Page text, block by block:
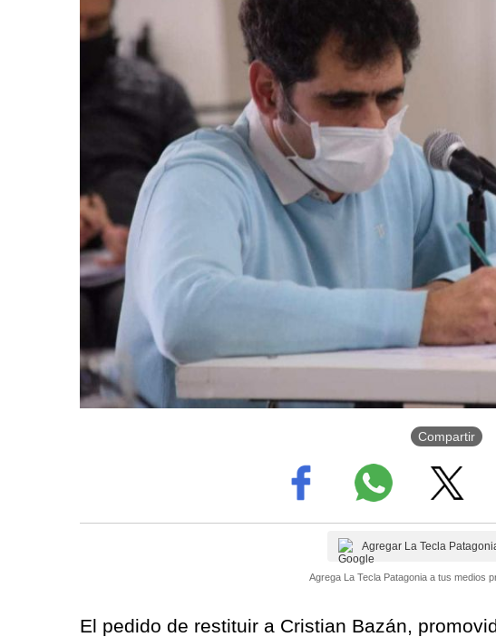
Compartir
Agregar La Tecla
Agrega La Tecla Patagonia a tus medios
El pedido de restituir a Cristian Bazán,